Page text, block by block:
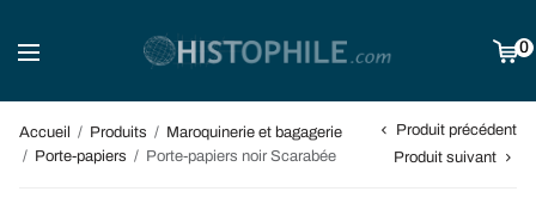
0
Accueil / Produits / Maroquinerie et bagagerie
/ Porte-papiers / Porte-papiers noir Scarabée
Produit précédent
Produit suivant